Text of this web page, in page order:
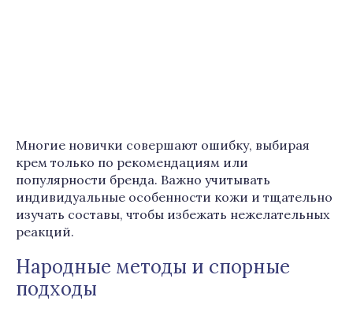
Многие новички совершают ошибку, выбирая
крем только по рекомендациям или
популярности бренда. Важно учитывать
индивидуальные особенности кожи и тщательно
изучать составы, чтобы избежать нежелательных
реакций.
Народные методы и спорные
подходы